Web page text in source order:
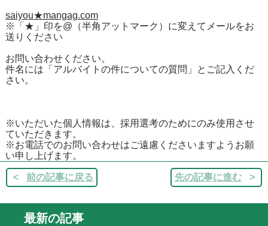
saiyou★mangag.com
※「★」印を@（半角アットマーク）に変えてメールをお
送りください
お問い合わせください。
件名には「アルバイトの件についての質問」とご記入くだ
さい。
※いただいた個人情報は、採用選考のためにのみ使用させ
ていただきます。
※お電話でのお問い合わせはご遠慮くださいますようお願
い申し上げます。
前の記事に戻る 先の記事に進む
最新の記事